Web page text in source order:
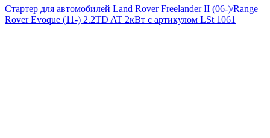
Стартер для автомобилей Land Rover Freelander II (06-)/Range
Rover Evoque (11-) 2.2TD AT 2кВт с артикулом LSt 1061